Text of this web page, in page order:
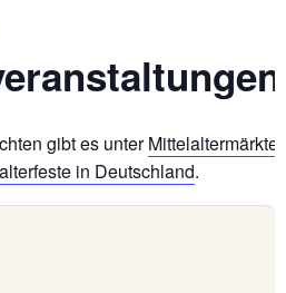
gibt es unterMittelaltermärkte
in Deutschland.